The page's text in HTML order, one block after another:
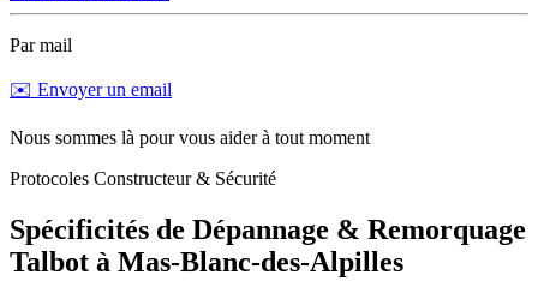
Par mail
✉️ Envoyer un email
Nous sommes là pour vous aider à tout moment
Protocoles Constructeur & Sécurité
Spécificités de Dépannage & Remorquage
Talbot à Mas-Blanc-des-Alpilles